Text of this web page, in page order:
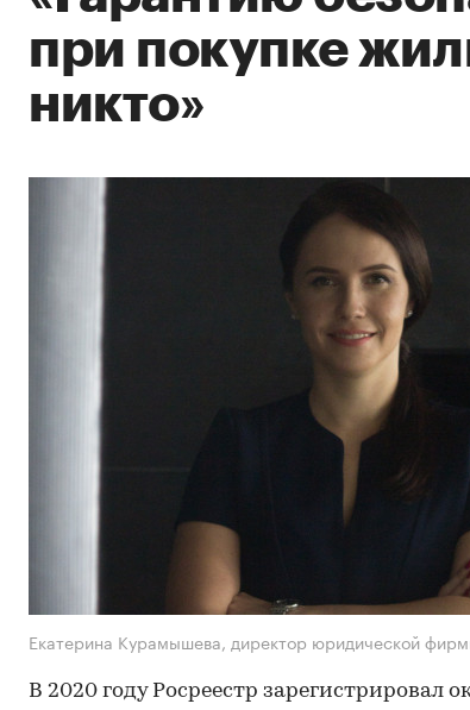
при покупке
никто»
Екатерина Курамышева, директор юридической
В 2020 году Росреестр зарегистрировал